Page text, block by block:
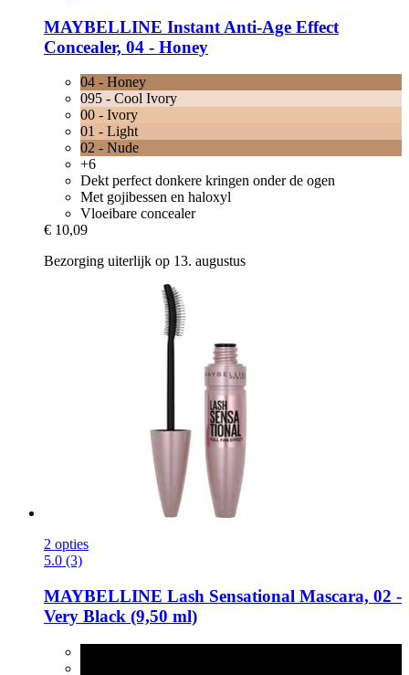
MAYBELLINE Instant Anti-​Age Effect
Concealer, 04 -​ Honey
04 - Honey
095 - Cool Ivory
00 - Ivory
01 - Light
02 - Nude
+6
Dekt perfect donkere kringen onder de ogen
Met gojibessen en haloxyl
Vloeibare concealer
€ 10,09
Bezorging uiterlijk op 13. augustus
2 opties
5.0 (3)
MAYBELLINE Lash Sensational Mascara, 02 -​
Very Black (9,50 ml)